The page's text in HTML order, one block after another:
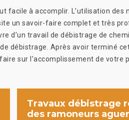
facile à accomplir. L’utilisation des
un savoir-faire complet et très
d’un travail de débistrage de
débistrage. Après avoir terminé
sur l’accomplissement de votre
Travaux débistrage
des ramoneurs